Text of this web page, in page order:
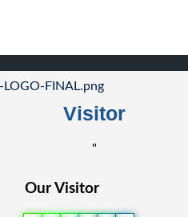
Visitor
"
Our Visitor